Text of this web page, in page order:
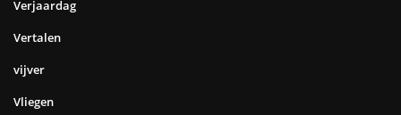
Verjaardag
Vertalen
vijver
Vliegen